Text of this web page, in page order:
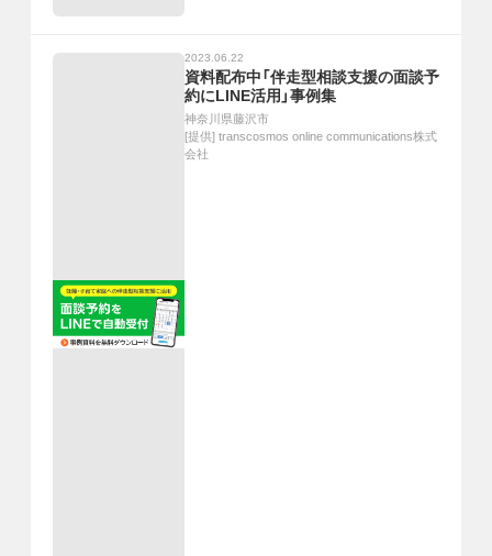
2023.06.22
資料配布中「伴走型相談支援の面談予
約にLINE活用」事例集
神奈川県藤沢市
[提供] transcosmos online communications株式
会社